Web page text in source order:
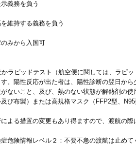
義務を負う
維持する義務を負う
みから入国可
ラピッドテスト（航空便に関しては、ラピ
。陽性反応が出た者は、陽性診断の翌日か
ないこと、及び、熱のない状態が解熱剤の
び布製）または高規格マスク（FFP2型、
よる措置の変更もあり得ますので、渡航の際
危険情報レベル２：不要不急の渡航は止め